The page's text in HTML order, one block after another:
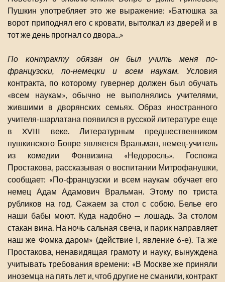
Пушкин употребляет это же выражение: «Батюшка за
ворот приподнял его с кровати, вытолкал из дверей и в
тот же день прогнал со двора...»
По контракту обязан он был учить меня по-
французски, по-немецки и всем наукам.Условия
контракта, по которому гувернер должен был обучать
«всем наукам», обычно не выполнялись учителями,
жившими в дворянских семьях. Образ иностранного
учителя-шарлатана появился в русской литературе еще
в XVIII веке. Литературным предшественником
пушкинского Бопре является Вральман, немец-учитель
из комедии Фонвизина «Недоросль». Госпожа
Простакова, рассказывая о воспитании Митрофанушки,
сообщает: «По-французски и всем наукам обучает его
немец Адам Адамович Вральман. Этому по триста
рубликов на год. Сажаем за стол с собою. Белье его
наши бабы моют. Куда надобно — лошадь. За столом
стакан вина. На ночь сальная свеча, и парик направляет
наш же Фомка даром» (действие I, явление 6-е). Та же
Простакова, ненавидящая грамоту и науку, вынуждена
учитывать требования времени: «В Москве же приняли
иноземца на пять лет и, чтоб другие не сманили, контракт